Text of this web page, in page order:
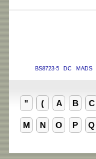
BS8723-5 DC MADS
" ( A B C
M N O P Q